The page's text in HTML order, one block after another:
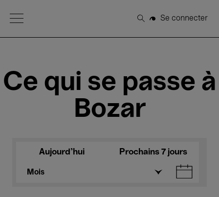
Open Menu
Rechercher
Se connecter
Ce qui se passe à
Bozar
Aujourd'hui Prochains 7 jours
Mois